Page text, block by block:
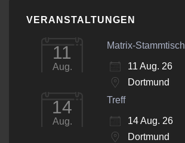
VERANSTALTUNGEN
11
Aug.
Matrix-Stammtisch
11 Aug. 26
Dortmund
14
Aug.
Treff
14 Aug. 26
Dortmund